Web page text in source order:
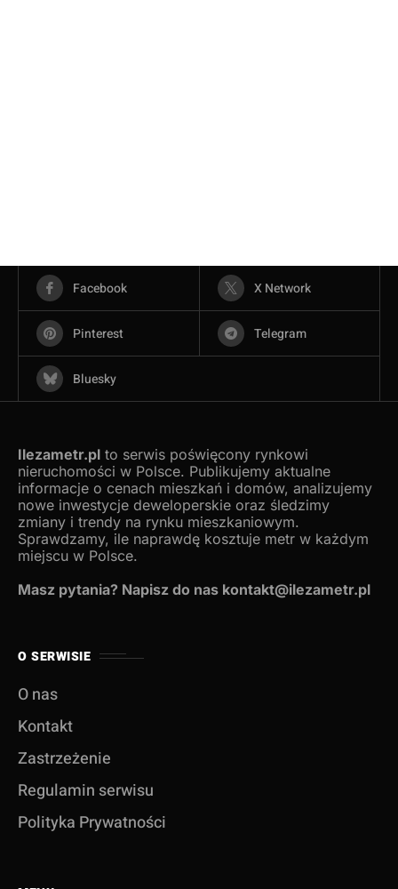
Facebook X Network
Pinterest Telegram
Bluesky
Ilezametr.pl to serwis poświęcony rynkowi
nieruchomości w Polsce. Publikujemy aktualne
informacje o cenach mieszkań i domów, analizujemy
nowe inwestycje deweloperskie oraz śledzimy
zmiany i trendy na rynku mieszkaniowym.
Sprawdzamy, ile naprawdę kosztuje metr w każdym
miejscu w Polsce.
Masz pytania? Napisz do nas kontakt@ilezametr.pl
O SERWISIE
O nas
Kontakt
Zastrzeżenie
Regulamin serwisu
Polityka Prywatności